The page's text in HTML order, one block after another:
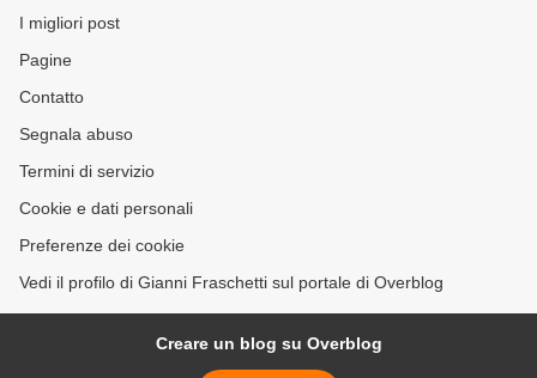
I migliori post
Pagine
Contatto
Segnala abuso
Termini di servizio
Cookie e dati personali
Preferenze dei cookie
Vedi il profilo di Gianni Fraschetti sul portale di Overblog
Creare un blog su Overblog